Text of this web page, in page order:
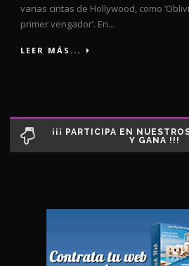
varias cintas de Hollywood, como
primer vengador’. En...
LEER MÁS...
¡¡¡ PARTICIPA EN
Y GANA !!!